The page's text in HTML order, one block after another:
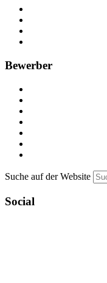
Bewerber
Suche auf der Website
Social